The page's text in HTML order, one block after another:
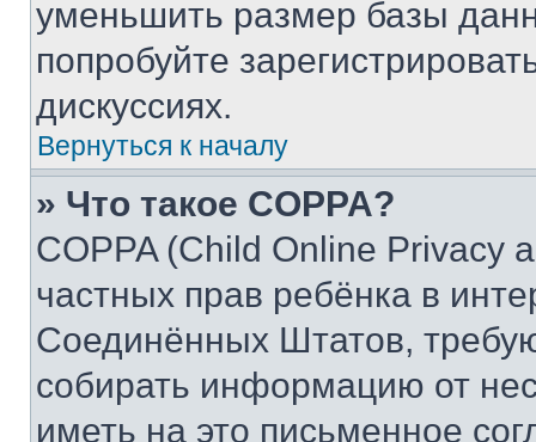
уменьшить размер базы
попробуйте
дискуссиях.
Вернуться к началу
» Что такое COPPA?
COPPA (Child Online Privacy
частных прав ребёнка в
Соединённых Штатов,
собирать информацию от
иметь на это письменное